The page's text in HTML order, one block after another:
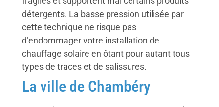
détergents. La basse pression utilisée par
cette technique ne risque pas
d’endommager votre installation de
chauffage solaire en ôtant pour autant tous
types de traces et de salissures.
La ville de Chambéry